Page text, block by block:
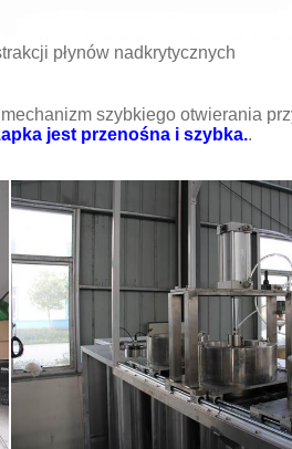
płynów nadkrytycznych
szybkiego otwierania
jest przenośna i szybka..